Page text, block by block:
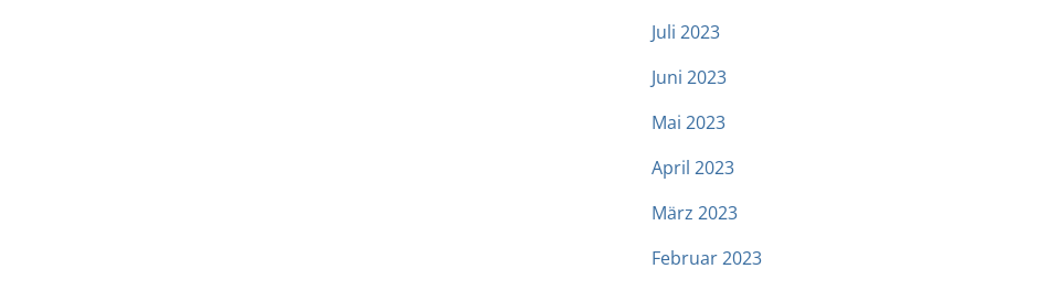
Juli 2023
Juni 2023
Mai 2023
April 2023
März 2023
Februar 2023